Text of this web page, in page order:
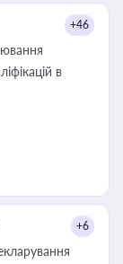
+46
в
+6